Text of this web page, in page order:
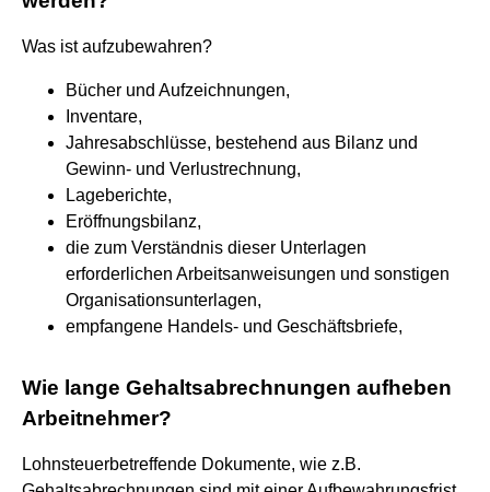
Was ist aufzubewahren?
Bücher und Aufzeichnungen,
Inventare,
Jahresabschlüsse, bestehend aus Bilanz und
Gewinn- und Verlustrechnung,
Lageberichte,
Eröffnungsbilanz,
die zum Verständnis dieser Unterlagen
erforderlichen Arbeitsanweisungen und sonstigen
Organisationsunterlagen,
empfangene Handels- und Geschäftsbriefe,
Wie lange Gehaltsabrechnungen aufheben
Arbeitnehmer?
Lohnsteuerbetreffende Dokumente, wie z.B.